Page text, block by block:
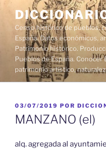
contenido
Censo histórico de pueblos,
España. Datos económicos,
Patrimonio histórico.
Pueblos de España. Conocer
patrimonio artístico,
PUBLICADO
EL
03/07/2019 POR
MANZANO (el)
alq. agregada al